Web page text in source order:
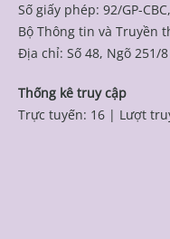
Số giấy phép: 92/GP-
Bộ Thông tin và Truyền
Địa chỉ: Số 48, Ngõ 251/
Thống kê truy cập
Trực tuyến: 16 | Lượt